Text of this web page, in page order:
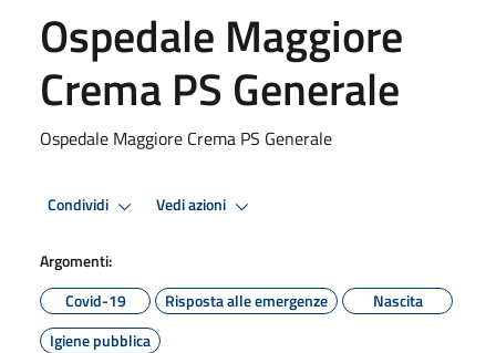
Ospedale Maggiore
Crema PS Generale
Ospedale Maggiore Crema PS Generale
Condividi Vedi azioni
Argomenti:
Covid-19
Risposta alle emergenze
Nascita
Igiene pubblica